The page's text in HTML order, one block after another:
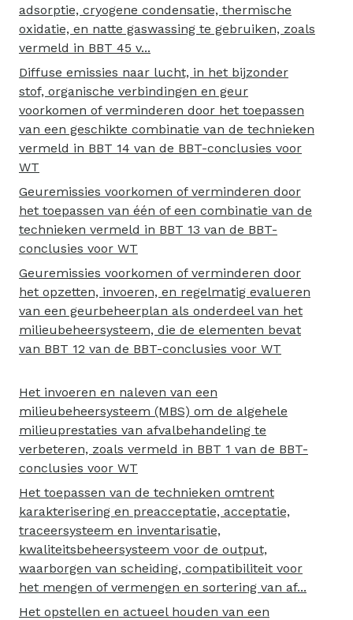
adsorptie, cryogene condensatie, thermische
oxidatie, en natte gaswassing te gebruiken, zoals
vermeld in BBT 45 v...
Diffuse emissies naar lucht, in het bijzonder
stof, organische verbindingen en geur
voorkomen of verminderen door het toepassen
van een geschikte combinatie van de technieken
vermeld in BBT 14 van de BBT-conclusies voor
WT
Geuremissies voorkomen of verminderen door
het toepassen van één of een combinatie van de
technieken vermeld in BBT 13 van de BBT-
conclusies voor WT
Geuremissies voorkomen of verminderen door
het opzetten, invoeren, en regelmatig evalueren
van een geurbeheerplan als onderdeel van het
milieubeheersysteem, die de elementen bevat
van BBT 12 van de BBT-conclusies voor WT
Het invoeren en naleven van een
milieubeheersysteem (MBS) om de algehele
milieuprestaties van afvalbehandeling te
verbeteren, zoals vermeld in BBT 1 van de BBT-
conclusies voor WT
Het toepassen van de technieken omtrent
karakterisering en preacceptatie, acceptatie,
traceersysteem en inventarisatie,
kwaliteitsbeheersysteem voor de output,
waarborgen van scheiding, compatibiliteit voor
het mengen of vermengen en sortering van af...
Het opstellen en actueel houden van een